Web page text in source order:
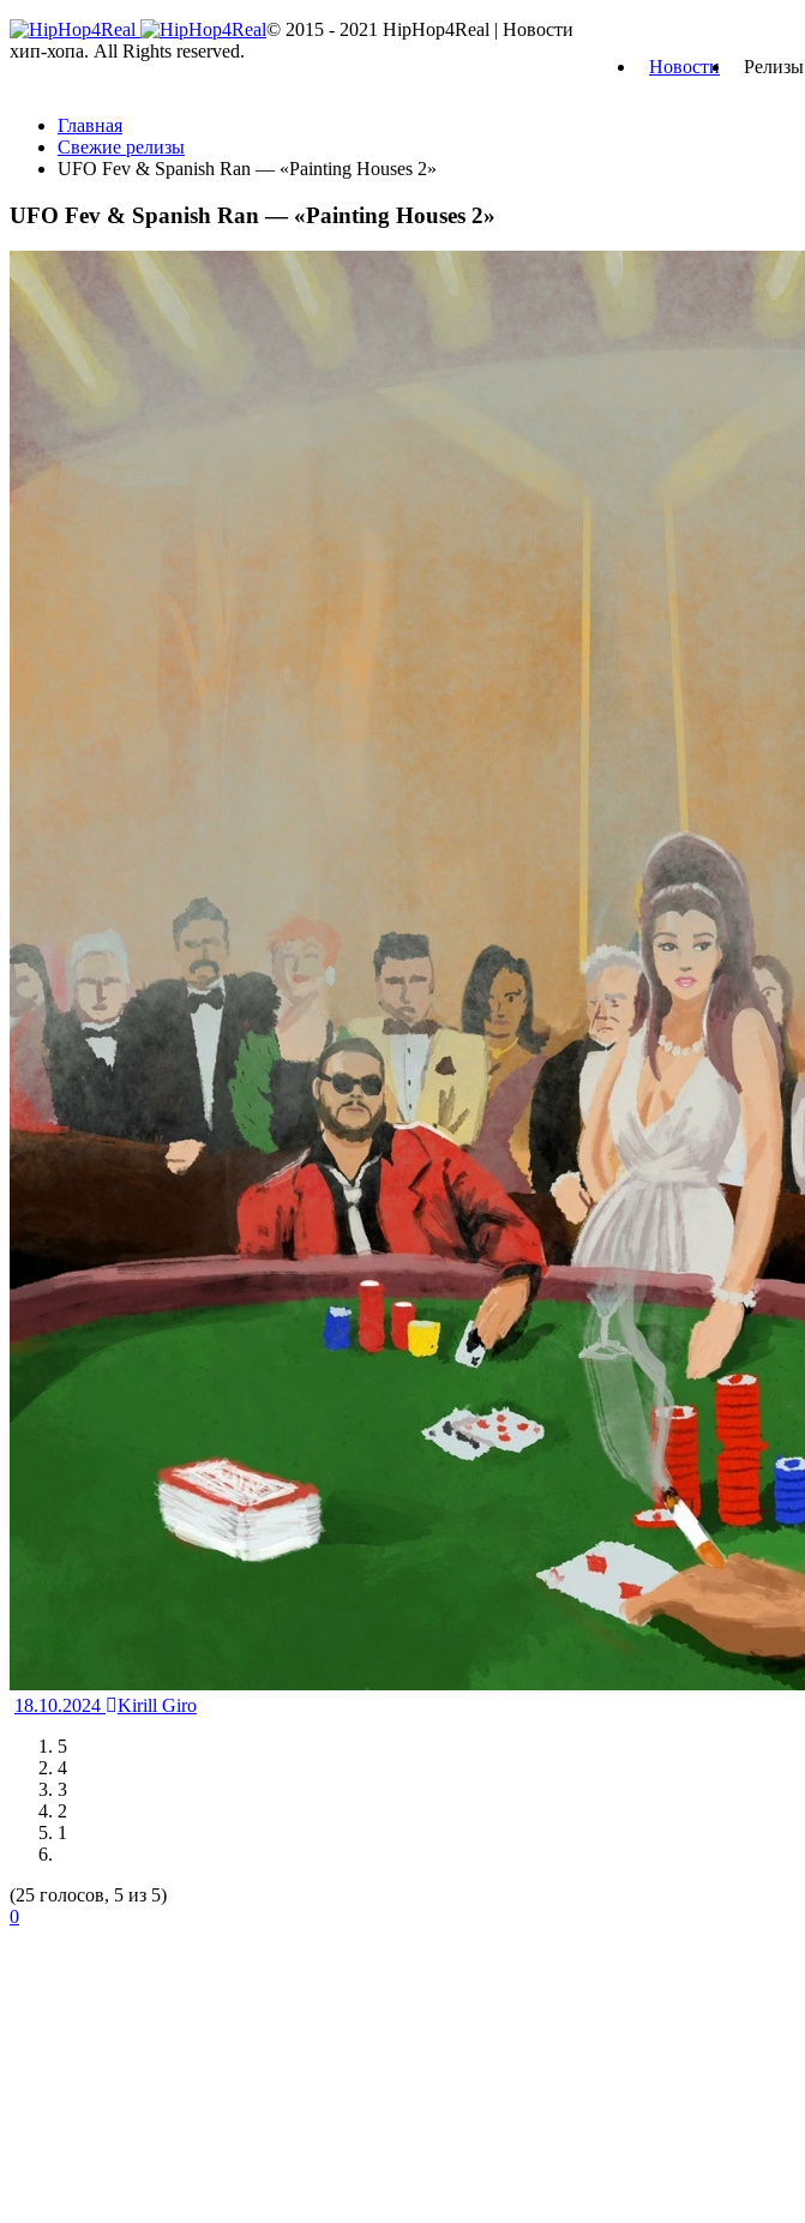
Новости Релизы
Главная
Свежие релизы
UFO Fev & Spanish Ran — «Painting Houses 2»
UFO Fev & Spanish Ran — «Painting Houses 2»
18.10.2024
Kirill Giro
5
4
3
2
1
(25 голосов, 5 из 5)
0
© 2015 - 2021 HipHop4Real | Новости
хип-хопа. All Rights reserved.